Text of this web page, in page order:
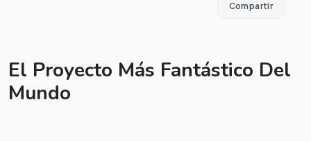
Compartir
El Proyecto Más Fantástico Del
Mundo